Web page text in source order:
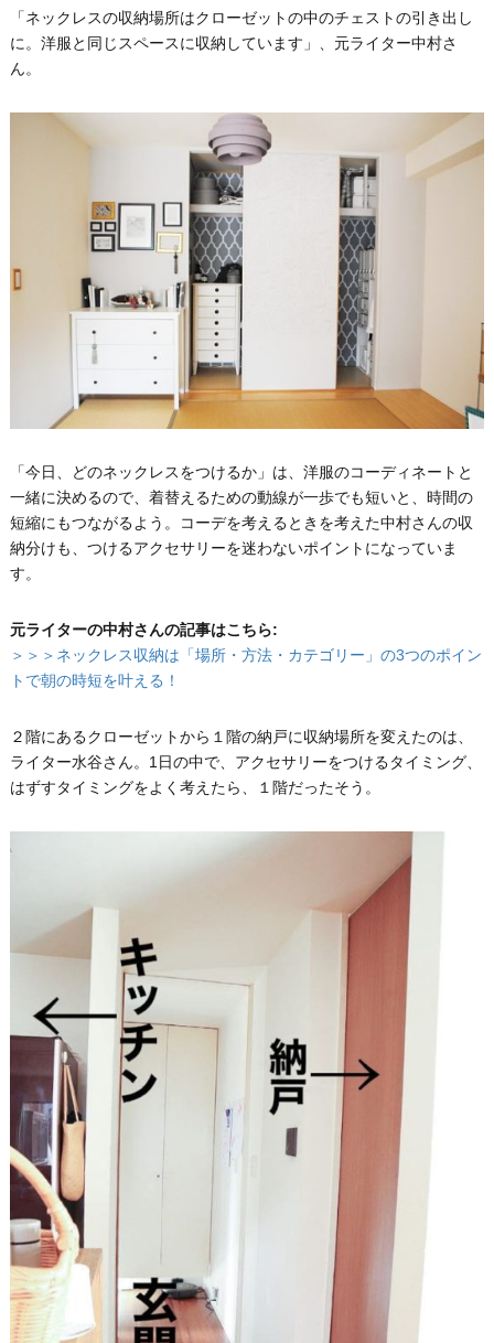
「ネックレスの収納場所はクローゼットの中のチェストの引き出し
に。洋服と同じスペースに収納しています」、元ライター中村さ
ん。
「今日、どのネックレスをつけるか」は、洋服のコーディネートと
一緒に決めるので、着替えるための動線が一歩でも短いと、時間の
短縮にもつながるよう。コーデを考えるときを考えた中村さんの収
納分けも、つけるアクセサリーを迷わないポイントになっていま
す。
元ライターの中村さんの記事はこちら:
＞＞＞ネックレス収納は「場所・方法・カテゴリー」の3つのポイン
トで朝の時短を叶える！
２階にあるクローゼットから１階の納戸に収納場所を変えたのは、
ライター水谷さん。1日の中で、アクセサリーをつけるタイミング、
はずすタイミングをよく考えたら、１階だったそう。